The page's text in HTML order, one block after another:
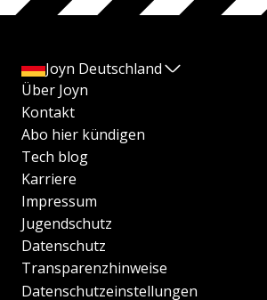
Joyn Deutschland
Über Joyn
Kontakt
Abo hier kündigen
Tech blog
Karriere
Impressum
Jugendschutz
Datenschutz
Transparenzhinweise
Datenschutzeinstellungen